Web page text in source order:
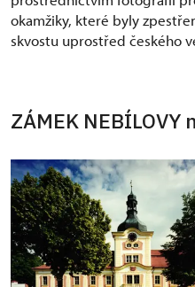
okamžiky, které byly
skvostu uprostřed českého
ZÁMEK